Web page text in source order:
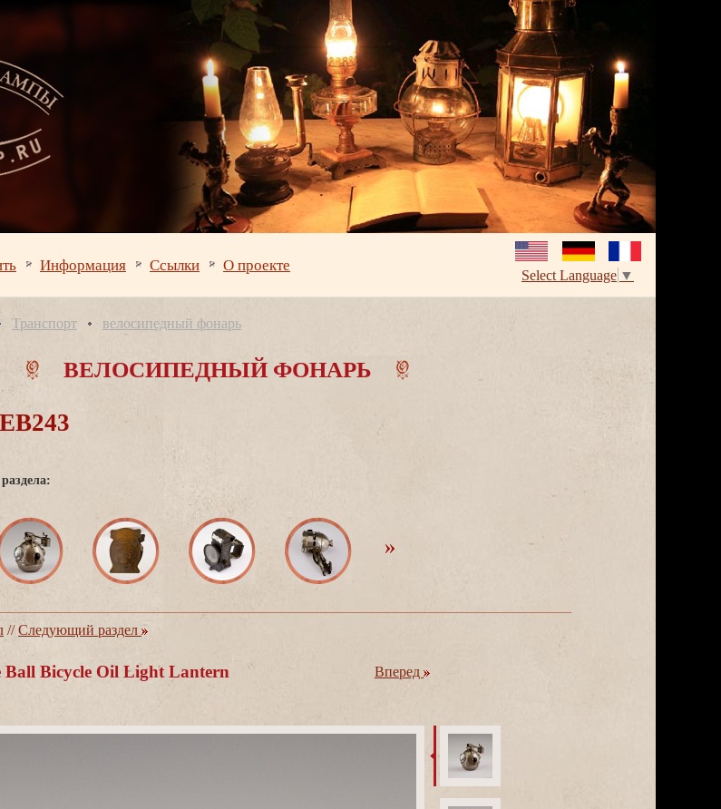
Информация Ссылки О проекте
Select Language ▼
Транспорт елосипедный фонарь
ЕЛОСИПЕДНЫЙ ФОНАРЬ
//Следующий раздел
перед
Ball Bicycle Oil Light Lantern